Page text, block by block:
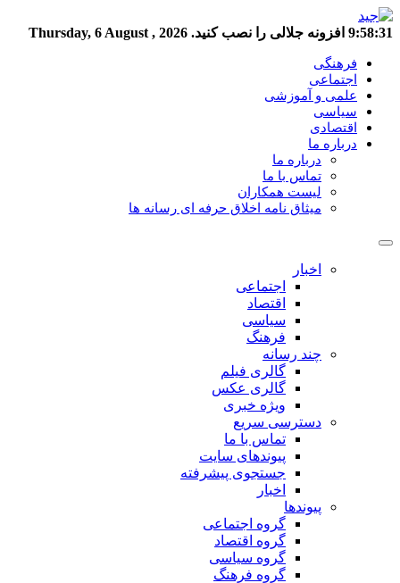
9:58:32 افزونه جلالی را نصب کنید. Thursday, 6 August , 2026
فرهنگی
اجتماعی
علمی و آموزشی
سیاسی
اقتصادی
درباره ما
درباره ما
تماس با ما
لیست همکاران
میثاق نامه اخلاق حرفه ای رسانه ها
اخبار
اجتماعی
اقتصاد
سیاسی
فرهنگ
چند رسانه
گالری فیلم
گالری عکس
ویژه خبری
دسترسی سریع
تماس با ما
پیوندهای سایت
جستجوی پیشرفته
اخبار
پیوندها
گروه اجتماعی
گروه اقتصاد
گروه سیاسی
گروه فرهنگ